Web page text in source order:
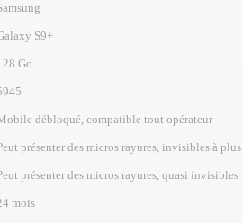
S9+
Go
débloqué, compatible tout opérateur
présenter des micros rayures, invisibles à
présenter des micros rayures, quasi invisibles
mois